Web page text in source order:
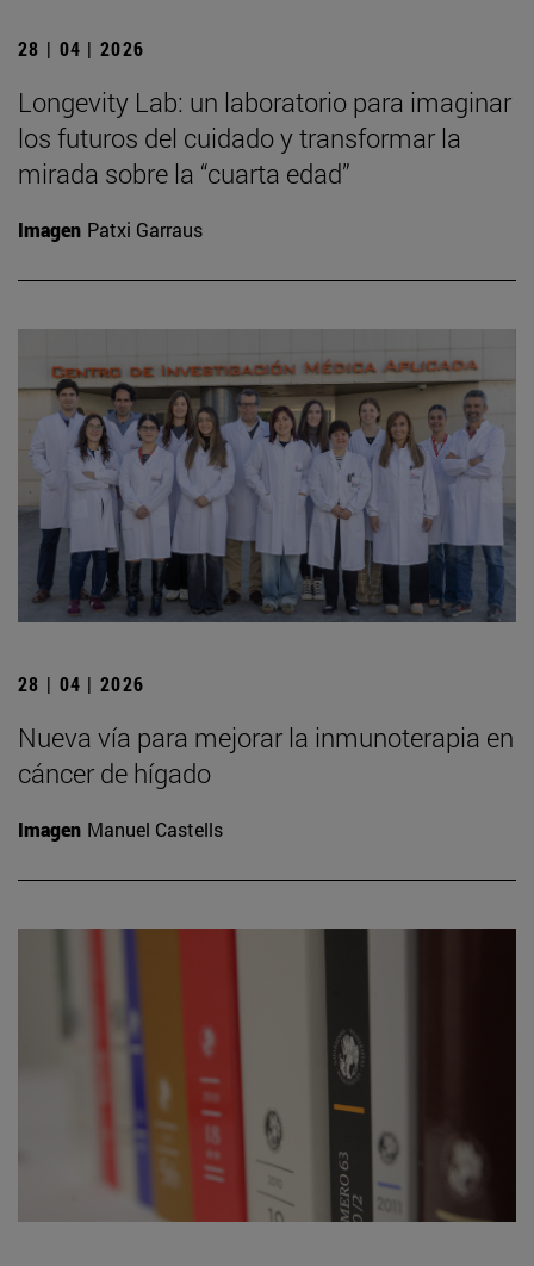
28 | 04 | 2026
Longevity Lab: un laboratorio para imaginar
los futuros del cuidado y transformar la
mirada sobre la “cuarta edad”
Imagen Patxi Garraus
28 | 04 | 2026
Nueva vía para mejorar la inmunoterapia en
cáncer de hígado
Imagen Manuel Castells